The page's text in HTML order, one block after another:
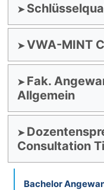
VWA-MINT
Fak.
Allgemein
Consultation
Bachelor